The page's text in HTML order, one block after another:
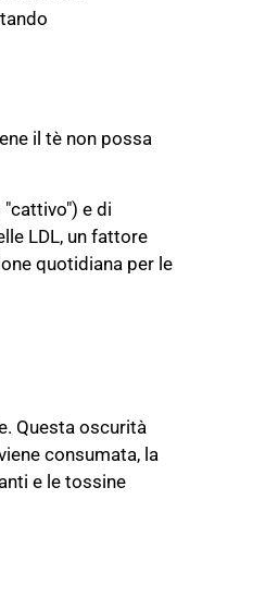
il tè non possa
e di
LDL, un fattore
quotidiana per le
Questa oscurità
consumata, la
e le tossine